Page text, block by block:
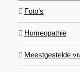
Foto’s
Homeopathie
Meestgestelde